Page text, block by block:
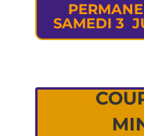
SAMEDI 3